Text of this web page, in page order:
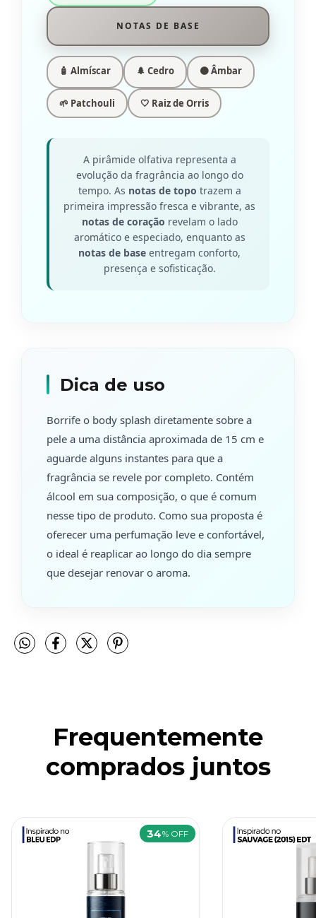
NOTAS DE BASE
🧴 Almíscar 🌲 Cedro 🟠 Âmbar
🌱 Patchouli 🤍 Raiz de Orris
A pirâmide olfativa representa a
evolução da fragrância ao longo do
tempo. As notas de topo trazem a
primeira impressão fresca e vibrante, as
notas de coração revelam o lado
aromático e especiado, enquanto as
notas de base entregam conforto,
presença e sofisticação.
Dica de uso
Borrife o body splash diretamente sobre a
pele a uma distância aproximada de 15 cm e
aguarde alguns instantes para que a
fragrância se revele por completo. Contém
álcool em sua composição, o que é comum
nesse tipo de produto. Como sua proposta é
oferecer uma perfumação leve e confortável,
o ideal é reaplicar ao longo do dia sempre
que desejar renovar o aroma.
Frequentemente
comprados juntos
34% OFF